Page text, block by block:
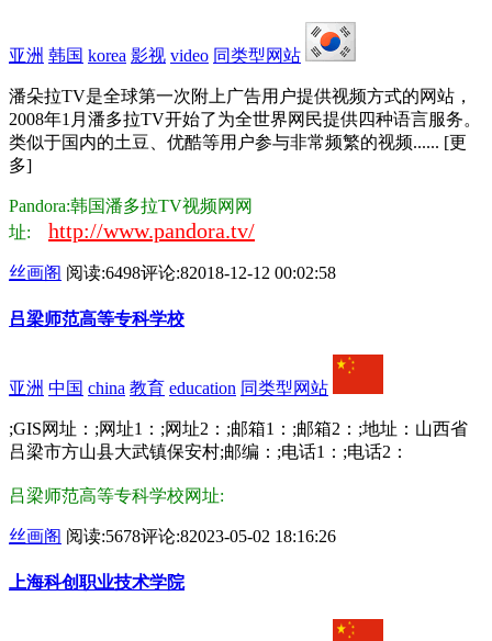
亚洲 韩国 korea 影视 video 同类型网站
潘朵拉TV是全球第一次附上广告用户提供视频方式的网站，
2008年1月潘多拉TV开始了为全世界网民提供四种语言服务。
类似于国内的土豆、优酷等用户参与非常频繁的视频...... [更
多]
Pandora:韩国潘多拉TV视频网网
址: http://www.pandora.tv/
丝画阁 阅读:6498评论:82018-12-12 00:02:58
吕梁师范高等专科学校
亚洲 中国 china 教育 education 同类型网站
;GIS网址：;网址1：;网址2：;邮箱1：;邮箱2：;地址：山西省
吕梁市方山县大武镇保安村;邮编：;电话1：;电话2：
吕梁师范高等专科学校网址:
丝画阁 阅读:5678评论:82023-05-02 18:16:26
上海科创职业技术学院